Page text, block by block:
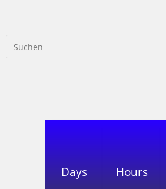
Days Hours